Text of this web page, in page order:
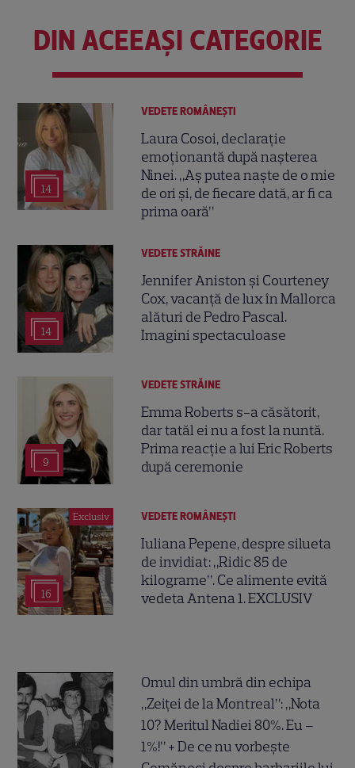
DIN ACEEAȘI CATEGORIE
14
VEDETE ROMÂNEŞTI
Laura Cosoi, declarație
emoționantă după nașterea
Ninei. „Aș putea naște de o mie
de ori și, de fiecare dată, ar fi ca
prima oară”
14
VEDETE STRĂINE
Jennifer Aniston și Courteney
Cox, vacanță de lux în Mallorca
alături de Pedro Pascal.
Imagini spectaculoase
9
VEDETE STRĂINE
Emma Roberts s-a căsătorit,
dar tatăl ei nu a fost la nuntă.
Prima reacție a lui Eric Roberts
după ceremonie
Exclusiv
16
VEDETE ROMÂNEŞTI
Iuliana Pepene, despre silueta
de invidiat: „Ridic 85 de
kilograme”. Ce alimente evită
vedeta Antena 1. EXCLUSIV
Omul din umbră din echipa
„Zeiței de la Montreal”: „Nota
10? Meritul Nadiei 80%. Eu –
1%!” + De ce nu vorbește